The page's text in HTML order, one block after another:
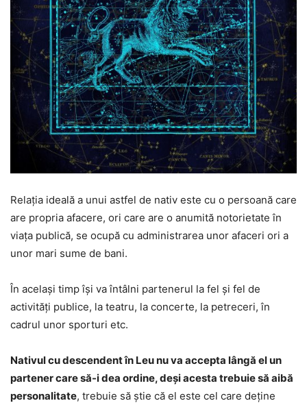
Relația ideală a unui astfel de nativ este cu o persoană care
are propria afacere, ori care are o anumită notorietate în
viața publică, se ocupă cu administrarea unor afaceri ori a
unor mari sume de bani.
În același timp își va întâlni partenerul la fel și fel de
activități publice, la teatru, la concerte, la petreceri, în
cadrul unor sporturi etc.
Nativul cu descendent în Leu nu va accepta lângă el un
partener care să-i dea ordine, deși acesta trebuie să aibă
personalitate, trebuie să știe că el este cel care deține